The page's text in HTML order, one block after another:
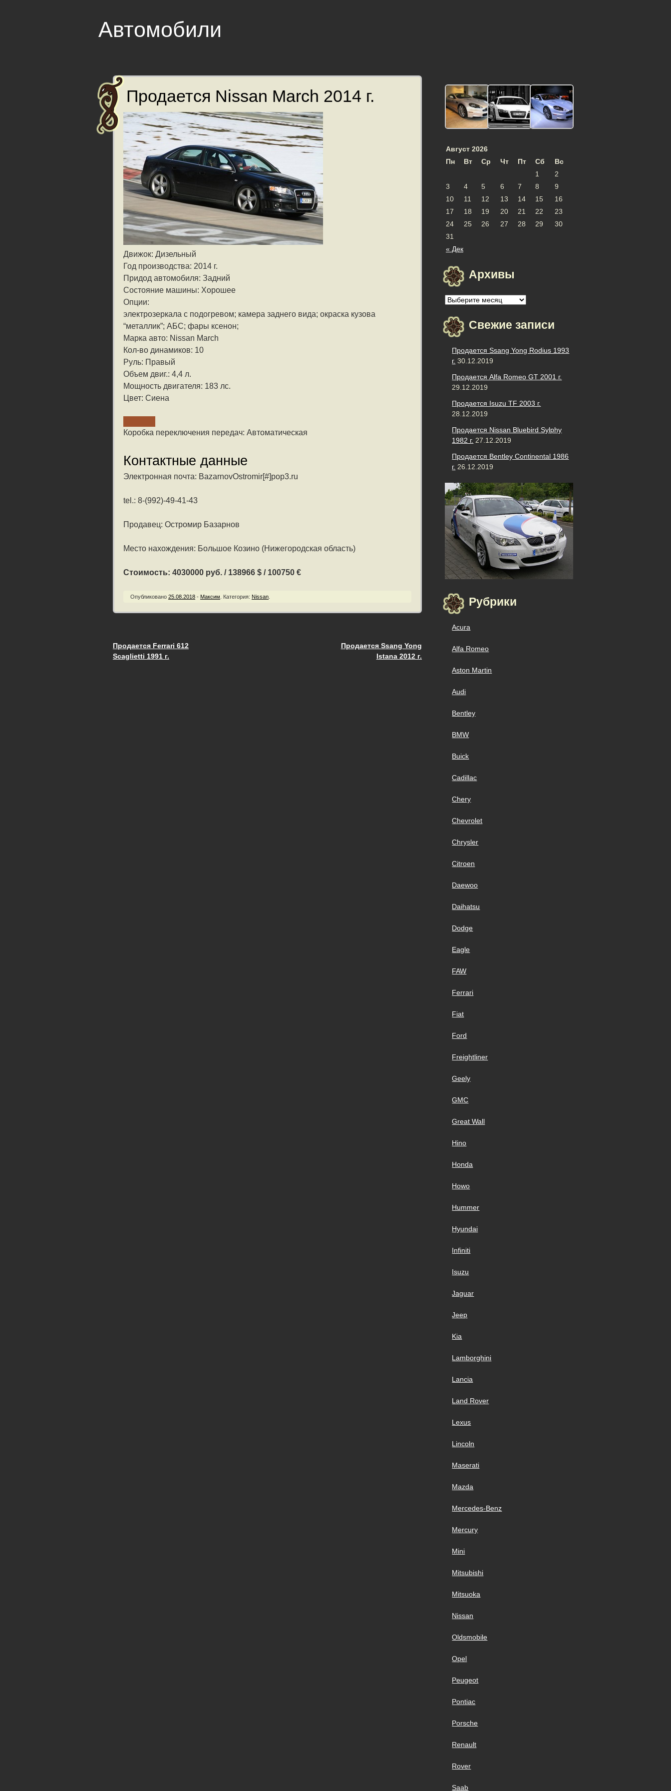
Автомобили
Продается Nissan March 2014 г.
Движок: Дизельный
Год производства: 2014 г.
Придод автомобиля: Задний
Состояние машины: Хорошее
Опции:
электрозеркала с подогревом; камера заднего вида; окраска кузова
“металлик”; АБС; фары ксенон;
Марка авто: Nissan March
Кол-во динамиков: 10
Руль: Правый
Объем двиг.: 4,4 л.
Мощность двигателя: 183 лс.
Цвет: Сиена
Коробка переключения передач: Автоматическая
Контактные данные
Электронная почта: BazarnovOstromir[#]pop3.ru
tel.: 8-(992)-49-41-43
Продавец: Остромир Базарнов
Место нахождения: Большое Козино (Нижегородская область)
Стоимость: 4030000 руб. / 138966 $ / 100750 €
Опубликовано 25.08.2018 - Максим Категория: Nissan
Запись навигация
Продается Ferrari 612
Scaglietti 1991 г.
Продается Ssang Yong
Istana 2012 г.
Август 2026
Пн
Вт Ср Чт Пт Сб Вс
« Дек
1
2
3
4 5 6 7 8
9
10
11 12 13 14 15
16
17
18 19 20 21 22
23
24
25 26 27 28 29
30
31
Архивы
Архивы
Свежие записи
Продается Ssang Yong Rodius 1993
г. 30.12.2019
Продается Alfa Romeo GT 2001 г.
29.12.2019
Продается Isuzu TF 2003 г.
28.12.2019
Продается Nissan Bluebird Sylphy
1982 г. 27.12.2019
Продается Bentley Continental 1986
г. 26.12.2019
Рубрики
Acura
Alfa Romeo
Aston Martin
Audi
Bentley
BMW
Buick
Cadillac
Chery
Chevrolet
Chrysler
Citroen
Daewoo
Daihatsu
Dodge
Eagle
FAW
Ferrari
Fiat
Ford
Freightliner
Geely
GMC
Great Wall
Hino
Honda
Howo
Hummer
Hyundai
Infiniti
Isuzu
Jaguar
Jeep
Kia
Lamborghini
Lancia
Land Rover
Lexus
Lincoln
Maserati
Mazda
Mercedes-Benz
Mercury
Mini
Mitsubishi
Mitsuoka
Nissan
Oldsmobile
Opel
Peugeot
Pontiac
Porsche
Renault
Rover
Saab